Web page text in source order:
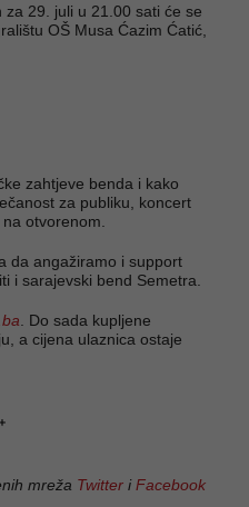
29. juli u 21.00 sati će se
OŠ Musa Ćazim Ćatić,
zahtjeve benda i kako
za publiku, koncert
otvorenom.
da angažiramo i support
i sarajevski bend Semetra.
. Do sada kupljene
a cijena ulaznica ostaje
mreža Twitter iFacebook